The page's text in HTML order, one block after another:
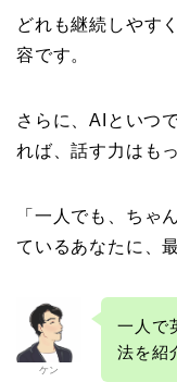
どれも継続しやす
容です。
さらに、AIといつ
れば、話す力はも
「一人でも、ちゃ
ているあなたに、
ケン
一人で
法を紹